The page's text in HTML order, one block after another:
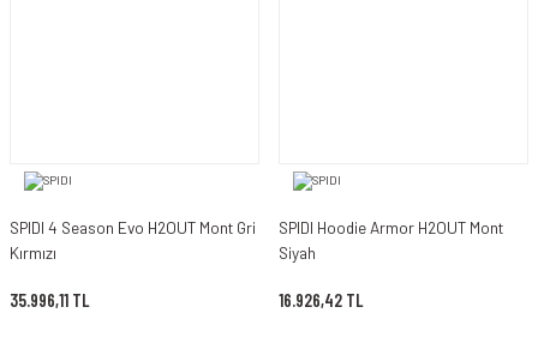
SPIDI 4 Season Evo H2OUT Mont Gri
Kırmızı
35.996,11 TL
SPIDI Hoodie Armor H2OUT Mont
Siyah
16.926,42 TL